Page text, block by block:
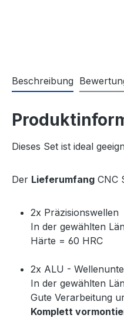
Beschreibung
Dieses Set ist ideal
Der Lieferumfang CNC
2x Präzisionswellen
In der gewählten
Härte = 60 HRC
2x ALU -
In der gewählten
Gute Verarbeitung
Komplett